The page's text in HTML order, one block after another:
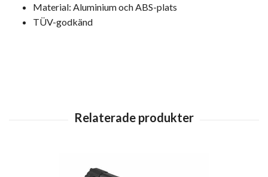
Material: Aluminium och ABS-plats
TÜV-godkänd